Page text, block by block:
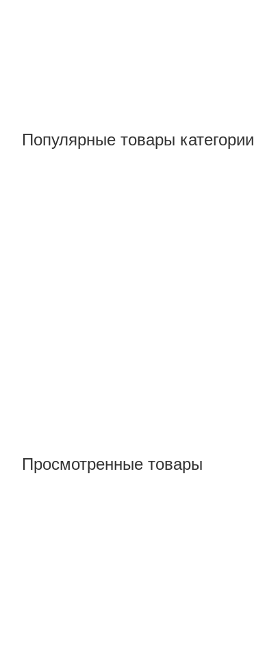
Популярные товары категории
Просмотренные товары